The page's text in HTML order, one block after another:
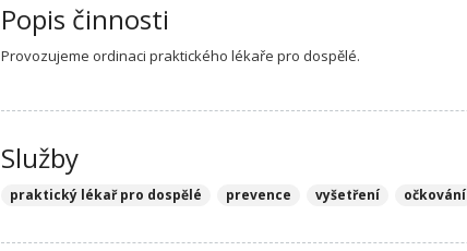
Popis činnosti
Provozujeme ordinaci praktického lékaře pro dospělé.
Služby
praktický lékař pro dospělé prevence vyšetření očkování